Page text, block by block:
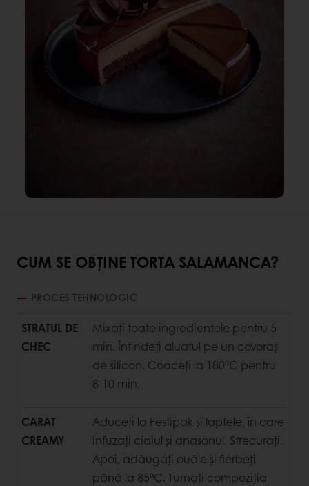
CUM SE OBȚINE TORTA SALAMANCA?
PROCES TEHNOLOGIC
STRATUL DE
CHEC
Mixați toate ingredientele pentru 5
min. Întindeți aluatul pe un covoraș
de silicon. Coaceți la 180°C pentru
8-10 min.
CARAT
CREAMY
Aduceți la Festipak și laptele, în care
infuzați ciaiul și anasonul. Strecurați.
Apoi, adăugați ouăle și fierbeți
până la 85°C. Turnați compoziția